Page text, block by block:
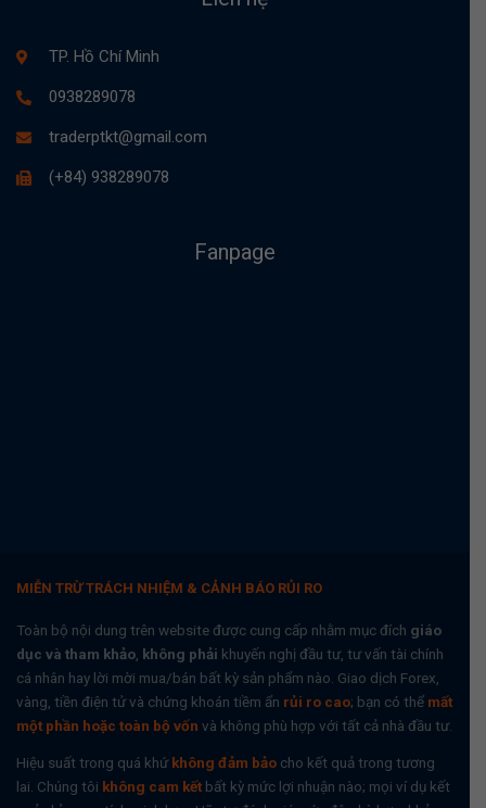
TP. Hồ Chí Minh
0938289078
traderptkt@gmail.com
(+84) 938289078
Fanpage
MIỄN TRỪ TRÁCH NHIỆM & CẢNH BÁO RỦI RO
Toàn bộ nội dung trên website được cung cấp nhằm mục đích giáo
dục và tham khảo, không phải khuyến nghị đầu tư, tư vấn tài chính
cá nhân hay lời mời mua/bán bất kỳ sản phẩm nào. Giao dịch Forex,
vàng, tiền điện tử và chứng khoán tiềm ẩn rủi ro cao; bạn có thể mất
một phần hoặc toàn bộ vốn và không phù hợp với tất cả nhà đầu tư.
Hiệu suất trong quá khứ không đảm bảo cho kết quả trong tương
lai. Chúng tôi không cam kết bất kỳ mức lợi nhuận nào; mọi ví dụ kết